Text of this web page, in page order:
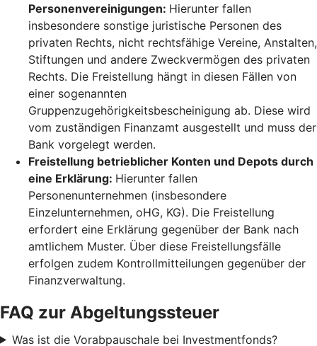
Personenvereinigungen: Hierunter fallen
insbesondere sonstige juristische Personen des
privaten Rechts, nicht rechtsfähige Vereine, Anstalten,
Stiftungen und andere Zweckvermögen des privaten
Rechts. Die Freistellung hängt in diesen Fällen von
einer sogenannten
Gruppenzugehörigkeitsbescheinigung ab. Diese wird
vom zuständigen Finanzamt ausgestellt und muss der
Bank vorgelegt werden.
Freistellung betrieblicher Konten und Depots durch
eine Erklärung: Hierunter fallen
Personenunternehmen (insbesondere
Einzelunternehmen, oHG, KG). Die Freistellung
erfordert eine Erklärung gegenüber der Bank nach
amtlichem Muster. Über diese Freistellungsfälle
erfolgen zudem Kontrollmitteilungen gegenüber der
Finanzverwaltung.
FAQ zur Abgeltungssteuer
Was ist die Vorabpauschale bei Investmentfonds?